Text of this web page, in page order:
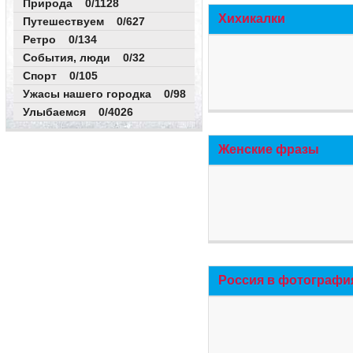
Природа 0/1128
Путешествуем 0/627
Ретро 0/134
События, люди 0/32
Спорт 0/105
Ужасы нашего городка 0/98
Улыбаемся 0/4026
Хихикалки
Женские фразы
Россия в